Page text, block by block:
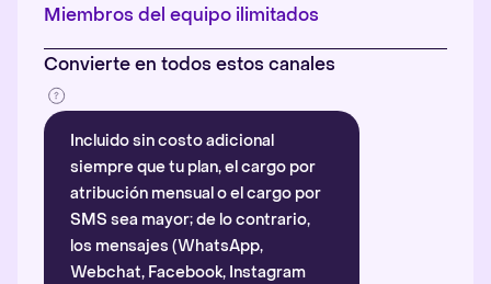
Miembros del equipo ilimitados
Convierte en todos estos canales
Incluido sin costo adicional
siempre que tu plan, el cargo por
atribución mensual o el cargo por
SMS sea mayor; de lo contrario,
los mensajes (WhatsApp,
Webchat, Facebook, Instagram